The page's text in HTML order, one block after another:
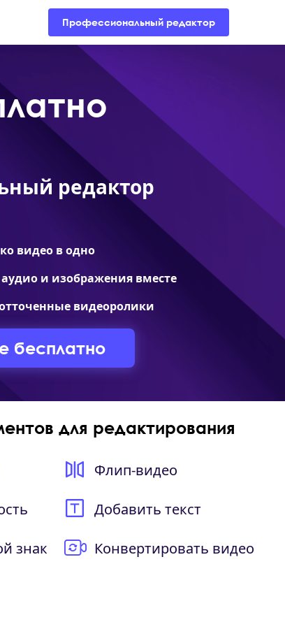
Магазин Блог
Профессиональный редактор
редактор
видео в одно
и изображения вместе
видеоролики
бесплатно
для редактирования
Флип-видео
Добавить текст
знак Конвертировать видео